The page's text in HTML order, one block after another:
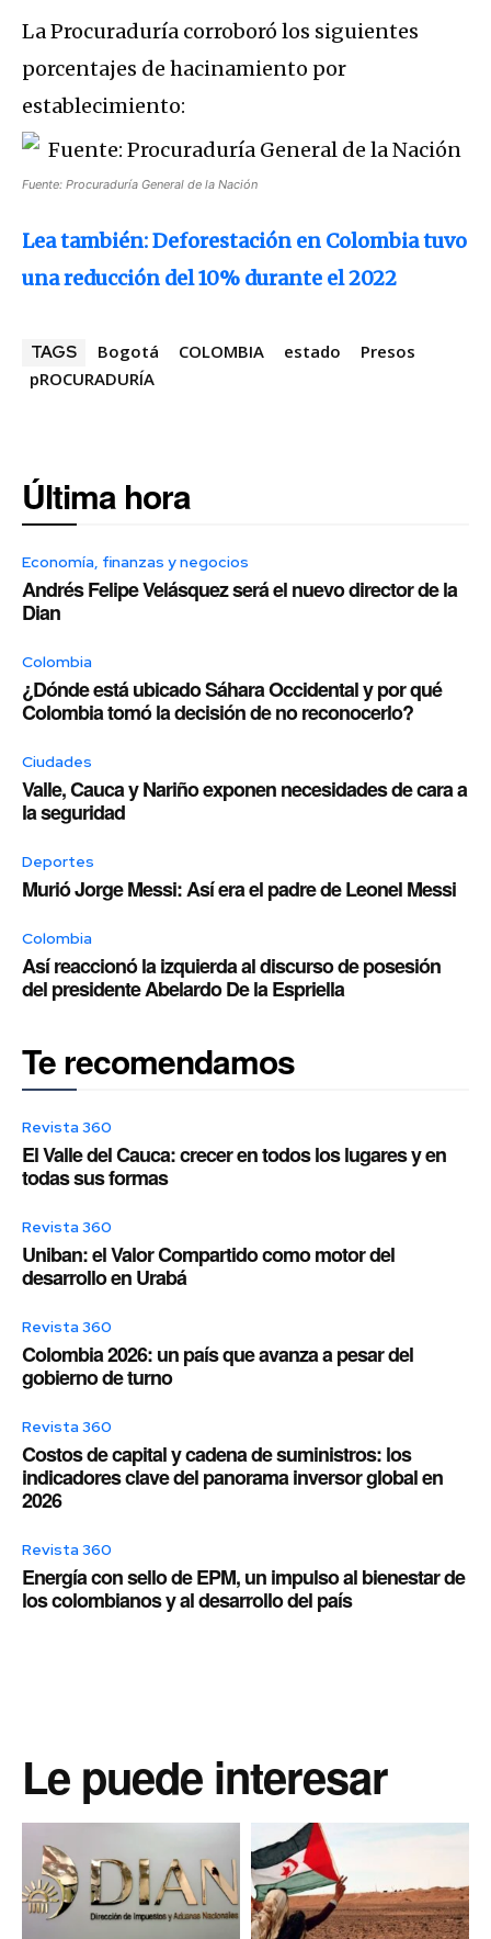
La Procuraduría corroboró los siguientes
porcentajes de hacinamiento por
establecimiento:
Fuente: Procuraduría General de la Nación
Lea también: Deforestación en Colombia tuvo
una reducción del 10% durante el 2022
TAGS Bogotá COLOMBIA estado
Presos
pROCURADURÍA
Última hora
Economía, finanzas y negocios
Andrés Felipe Velásquez será el nuevo director de la
Dian
Colombia
¿Dónde está ubicado Sáhara Occidental y por qué
Colombia tomó la decisión de no reconocerlo?
Ciudades
Valle, Cauca y Nariño exponen necesidades de cara a
la seguridad
Deportes
Murió Jorge Messi: Así era el padre de Leonel Messi
Colombia
Así reaccionó la izquierda al discurso de posesión
del presidente Abelardo De la Espriella
Te recomendamos
Revista 360
El Valle del Cauca: crecer en todos los lugares y en
todas sus formas
Revista 360
Uniban: el Valor Compartido como motor del
desarrollo en Urabá
Revista 360
Colombia 2026: un país que avanza a pesar del
gobierno de turno
Revista 360
Costos de capital y cadena de suministros: los
indicadores clave del panorama inversor global en
2026
Revista 360
Energía con sello de EPM, un impulso al bienestar de
los colombianos y al desarrollo del país
Le puede interesar